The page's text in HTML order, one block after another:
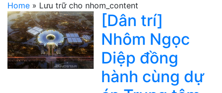
Home » Lưu trữ cho nhom_content
[Dân trí]
Nhôm Ngọc
Diệp đồng
hành cùng dự